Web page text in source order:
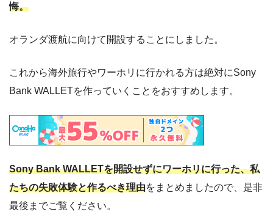
悔。
オランダ渡航に向けて開設することにしました。
これから海外旅行やワーホリに行かれる方は絶対にSony
Bank WALLETを作っていくことをおすすめします。
Sony Bank WALLETを開設せずにワーホリに行った、私
たちの失敗体験と作るべき理由をまとめましたので、是非
最後までご覧ください。